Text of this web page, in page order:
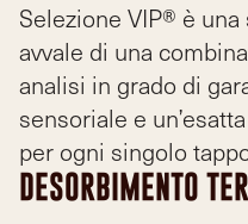
Selezione VIP® è
avvale di una
analisi in grado di
sensoriale e
per ogni singolo
DESORBIMENTO